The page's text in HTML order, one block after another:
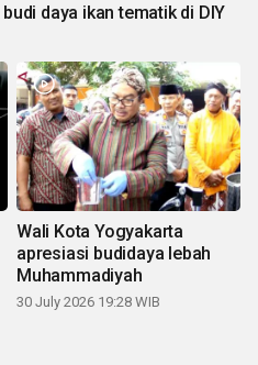
daya ikan tematik di DIY
Wali Kota Yogyakarta
apresiasi budidaya lebah
Muhammadiyah
30 July 2026 19:28 WIB